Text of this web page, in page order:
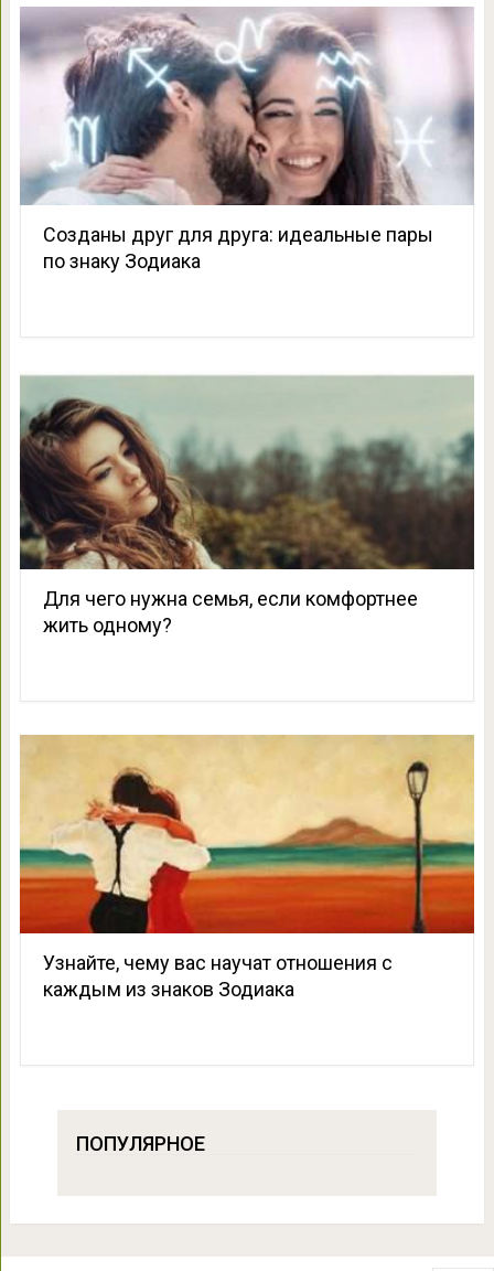
Созданы друг для друга: идеальные пары
по знаку Зодиака
Для чего нужна семья, если комфортнее
жить одному?
Узнайте, чему вас научат отношения с
каждым из знаков Зодиака
ПОПУЛЯРНОЕ